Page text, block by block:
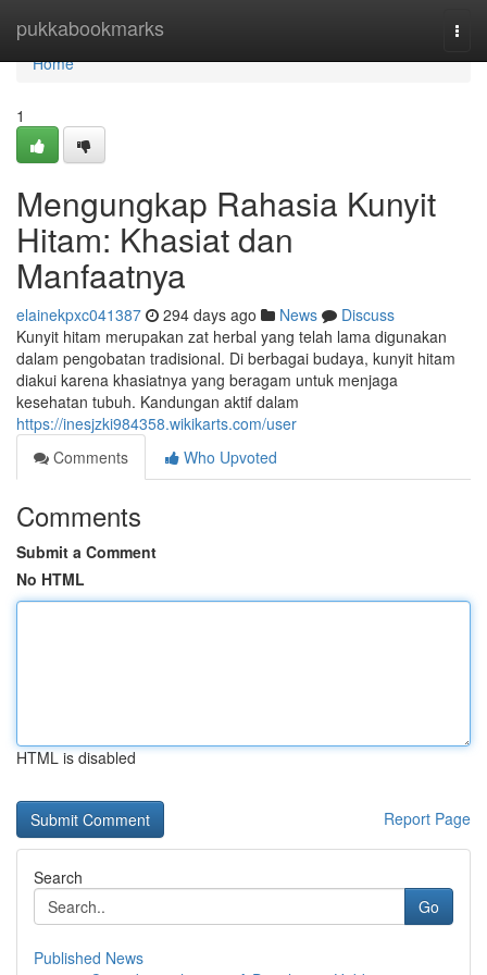
pukkabookmarks
Home
Home
1
Mengungkap Rahasia Kunyit
Hitam: Khasiat dan
Manfaatnya
elainekpxc041387 294 days ago News
Discuss
Kunyit hitam merupakan zat herbal yang telah lama digunakan
dalam pengobatan tradisional. Di berbagai budaya, kunyit hitam
diakui karena khasiatnya yang beragam untuk menjaga
kesehatan tubuh. Kandungan aktif dalam
https://inesjzki984358.wikikarts.com/user
Comments
Who Upvoted
Comments
Submit a Comment
No HTML
HTML is disabled
Report Page
Search
Go
Published News